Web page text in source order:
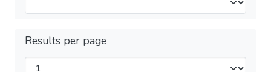
Results per page